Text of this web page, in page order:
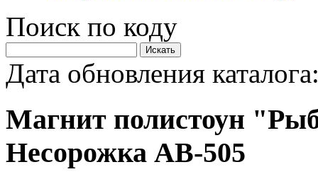
Поиск по коду
Дата обновления
Магнит полистоун
Несорожка АВ-505